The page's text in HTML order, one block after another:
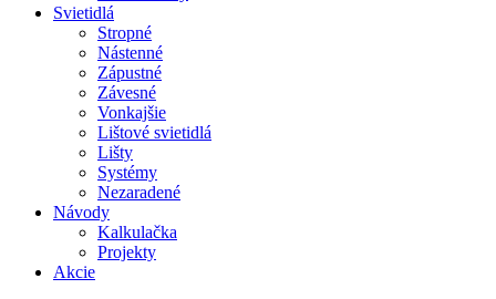
Svietidlá
Stropné
Nástenné
Zápustné
Závesné
Vonkajšie
Lištové svietidlá
Lišty
Systémy
Nezaradené
Návody
Kalkulačka
Projekty
Akcie